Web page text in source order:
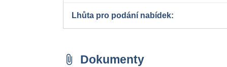
Lhůta pro podání nabídek
attach_file Dokumenty